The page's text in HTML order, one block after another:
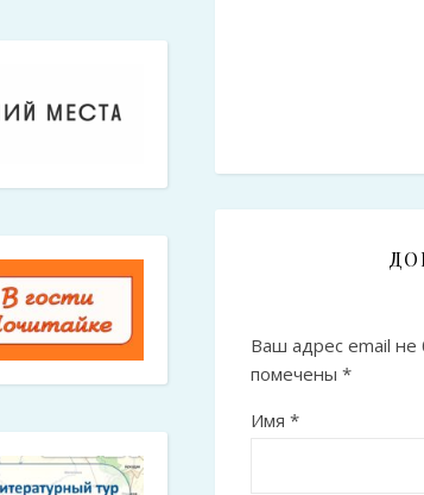
Ваш адрес email не
помечены *
Имя *